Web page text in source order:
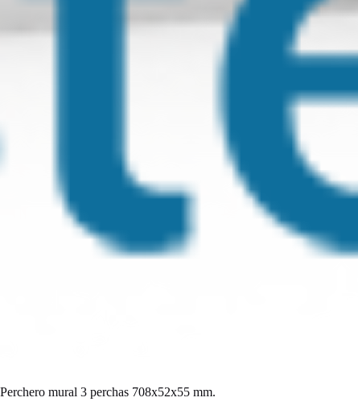
Perchero mural 3 perchas 708x52x55 mm.